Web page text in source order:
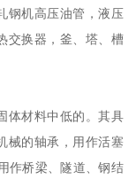
钢机高压油管，液压
交换器，釜、塔、槽
材料中低的。其具
械的轴承，用作活塞
作桥梁、隧道、钢结